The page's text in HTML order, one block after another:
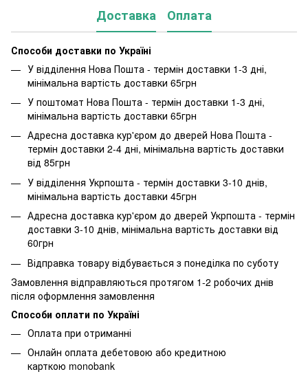
Доставка Оплата
Способи доставки по Україні
У відділення Нова Пошта - термін доставки 1-3 дні,
мінімальна вартість доставки 65грн
У поштомат Нова Пошта - термін доставки 1-3 дні,
мінімальна вартість доставки 65грн
Адресна доставка кур'єром до дверей Нова Пошта -
термін доставки 2-4 дні, мінімальна вартість доставки
від 85грн
У відділення Укрпошта - термін доставки 3-10 днів,
мінімальна вартість доставки 45грн
Адресна доставка кур'єром до дверей Укрпошта - термін
доставки 3-10 днів, мінімальна вартість доставки від
60грн
Відправка товару відбувається з понеділка по суботу
Замовлення відправляються протягом 1-2 робочих днів
після оформлення замовлення
Способи оплати по Україні
Оплата при отриманні
Онлайн оплата дебетовою або кредитною
карткою monobank